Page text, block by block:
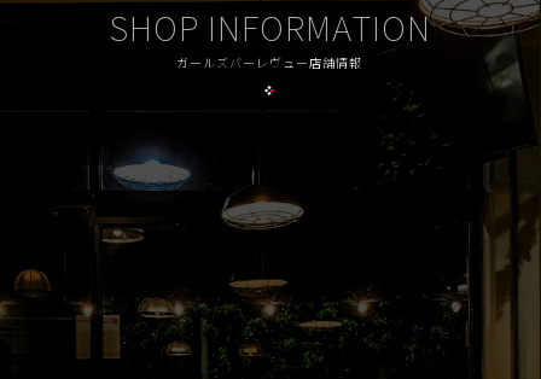
SHOP INFORMATION
ガールズバーレヴュー店舗情報